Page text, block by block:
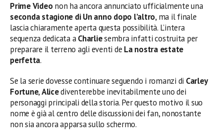
Prime Video non ha ancora annunciato ufficialmente una
seconda stagione di Un anno dopo l’altro, ma il finale
lascia chiaramente aperta questa possibilità. L’intera
sequenza dedicata aCharliesembra infatti costruita per
preparare il terreno agli eventi de La nostra estate
perfetta.
Se la serie dovesse continuare seguendo i romanzi di Carley
Fortune,Alicediventerebbe inevitabilmente uno dei
personaggi principali della storia. Per questo motivo il suo
nome è già al centro delle discussioni dei fan, nonostante
non sia ancora apparsa sullo schermo.